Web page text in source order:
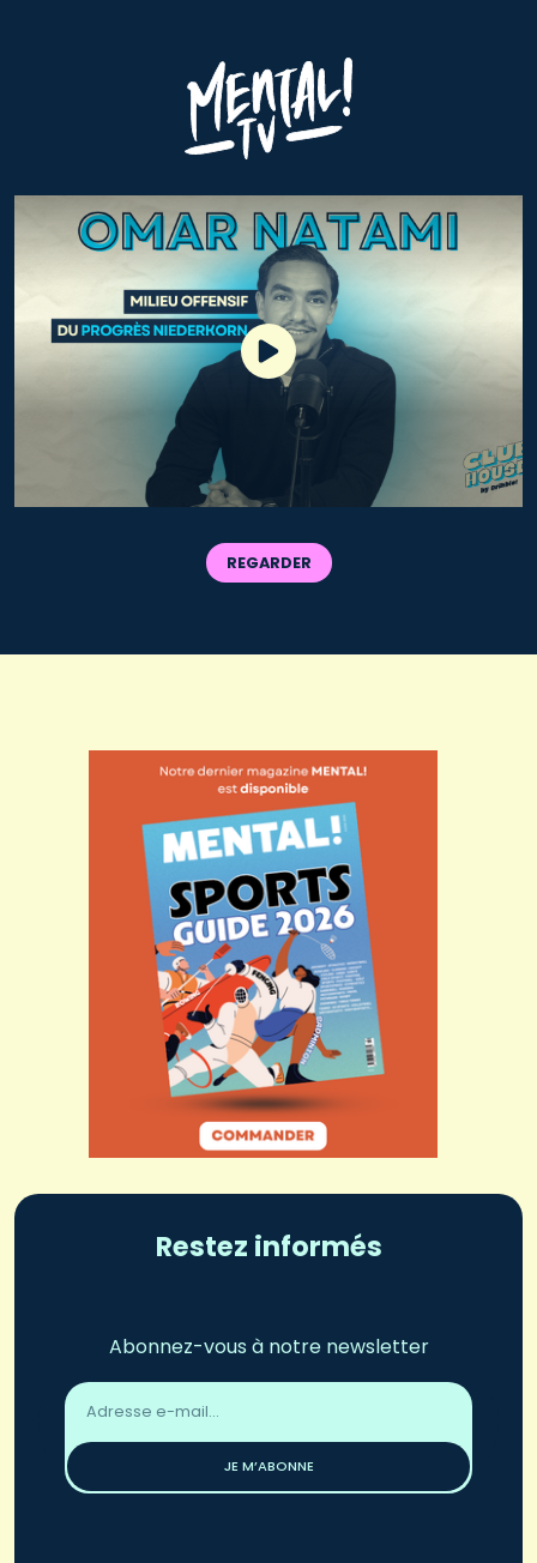
REGARDER
Restez informés
Abonnez-vous à notre newsletter
Adresse
email
JE M’ABONNE